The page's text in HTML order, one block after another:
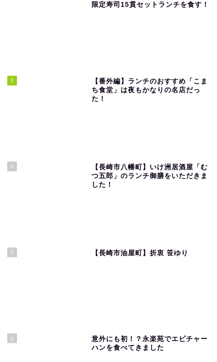
限定寿司15貫セットランチを食す！
3
【番外編】ランチのおすすめ「こま
ち食堂」は夜もかなりの名店だっ
た！
4
【長崎市八幡町】いけ洲居酒屋「む
つ五郎」のランチ御膳をいただきま
した！
5 【長崎市油屋町】折衷 笹ゆり
6
意外にも初！？永楽苑でエビチャー
ハンを食べてきました